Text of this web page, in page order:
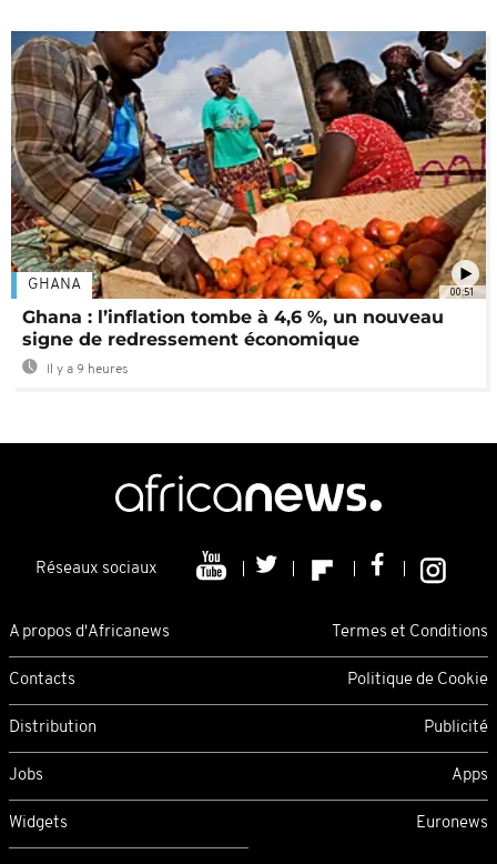
00:51
GHANA
Ghana : l’inflation tombe à 4,6 %, un nouveau
signe de redressement économique
Il y a 9 heures
Réseaux sociaux
A propos d'Africanews Termes et Conditions
Contacts Politique de Cookie
Distribution Publicité
Jobs Apps
Widgets Euronews